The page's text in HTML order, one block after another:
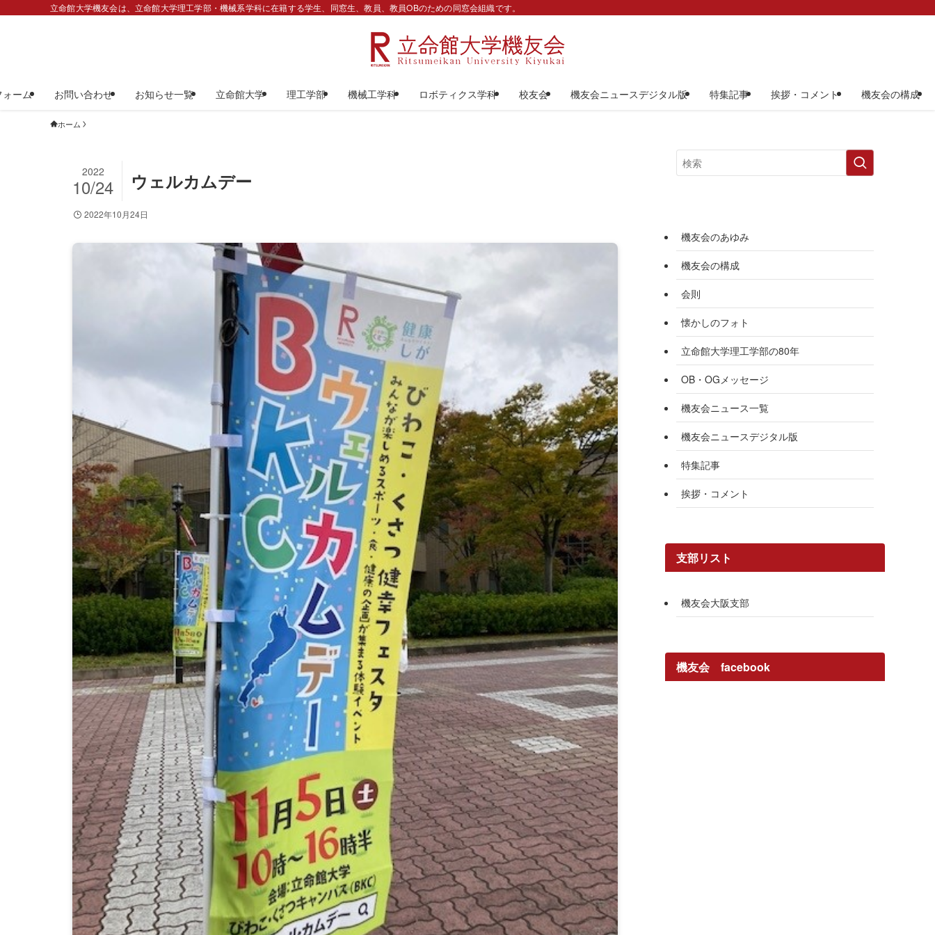
立命館大学機友会は、立命館大学理工学部・機械系学科に在籍する学生、同窓生、教員、教員OBのための同窓会組織です。
ーム お問い合わせ お知らせ一覧 立命館大学 理工学部 機械工学科 ロボティクス学科 校友会 機友会ニュースデジタル版 特集記事 挨拶・コメント 機友会の構成
ホーム
ウェルカムデー
2022
10/24
2022年10月24日
機友会のあゆみ
機友会の構成
会則
懐かしのフォト
立命館大学理工学部の80年
OB・OGメッセージ
機友会ニュース一覧
機友会ニュースデジタル版
特集記事
挨拶・コメント
支部リスト
機友会大阪支部
機友会 facebook